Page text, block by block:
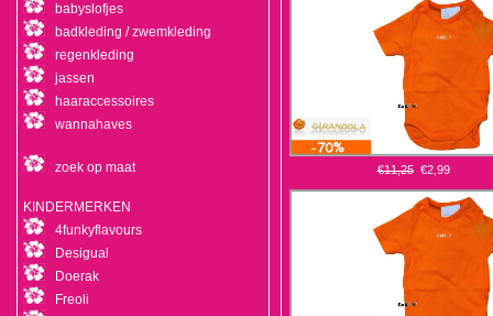
€11,25 €2,99
babyslofjes
badkleding / zwemkleding
regenkleding
jassen
haaraccessoires
wannahaves
zoek op maat
KINDERMERKEN
4funkyflavours
Desigual
Doerak
Freoli